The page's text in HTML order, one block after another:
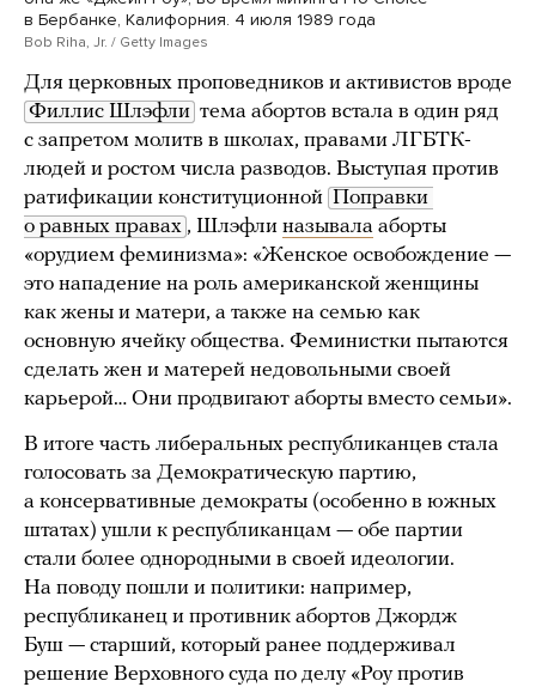
в Бербанке, Калифорния. 4 июля 1989 года
Bob Riha, Jr. / Getty Images
Для церковных проповедников и активистов вроде
Филлис Шлэфли тема абортов встала в один ряд
с запретом молитв в школах, правами ЛГБТК-
людей и ростом числа разводов. Выступая против
ратификации конституционной Поправки
о равных правах , Шлэфли называла аборты
«орудием феминизма»: «Женское освобождение —
это нападение на роль американской женщины
как жены и матери, а также на семью как
основную ячейку общества. Феминистки пытаются
сделать жен и матерей недовольными своей
карьерой… Они продвигают аборты вместо семьи».
В итоге часть либеральных республиканцев стала
голосовать за Демократическую партию,
а консервативные демократы (особенно в южных
штатах) ушли к республиканцам — обе партии
стали более однородными в своей идеологии.
На поводу пошли и политики: например,
республиканец и противник абортов Джордж
Буш — старший, который ранее поддерживал
решение Верховного суда по делу «Роу против